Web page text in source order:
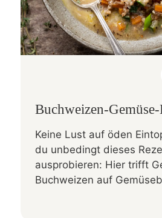
Buchweizen-
Keine Lust auf öden
du unbedingt dieses
ausprobieren: Hier trifft
Buchweizen auf